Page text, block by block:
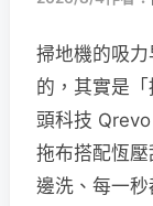
掃地機的吸
的，其實是
頭科技
拖布搭配恆
邊洗、每一